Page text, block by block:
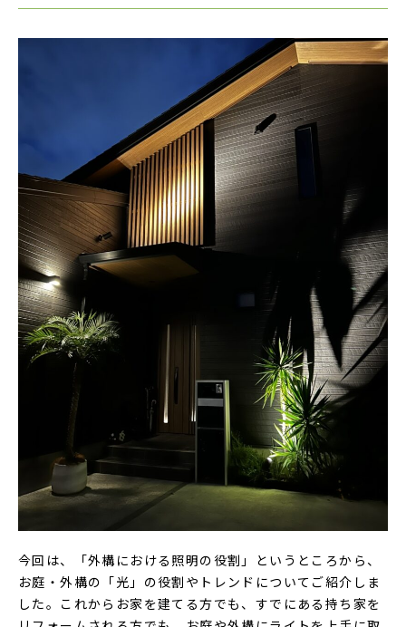
今回は、「外構における照明の役割」というところから、
お庭・外構の「光」の役割やトレンドについてご紹介しま
した。これからお家を建てる方でも、すでにある持ち家を